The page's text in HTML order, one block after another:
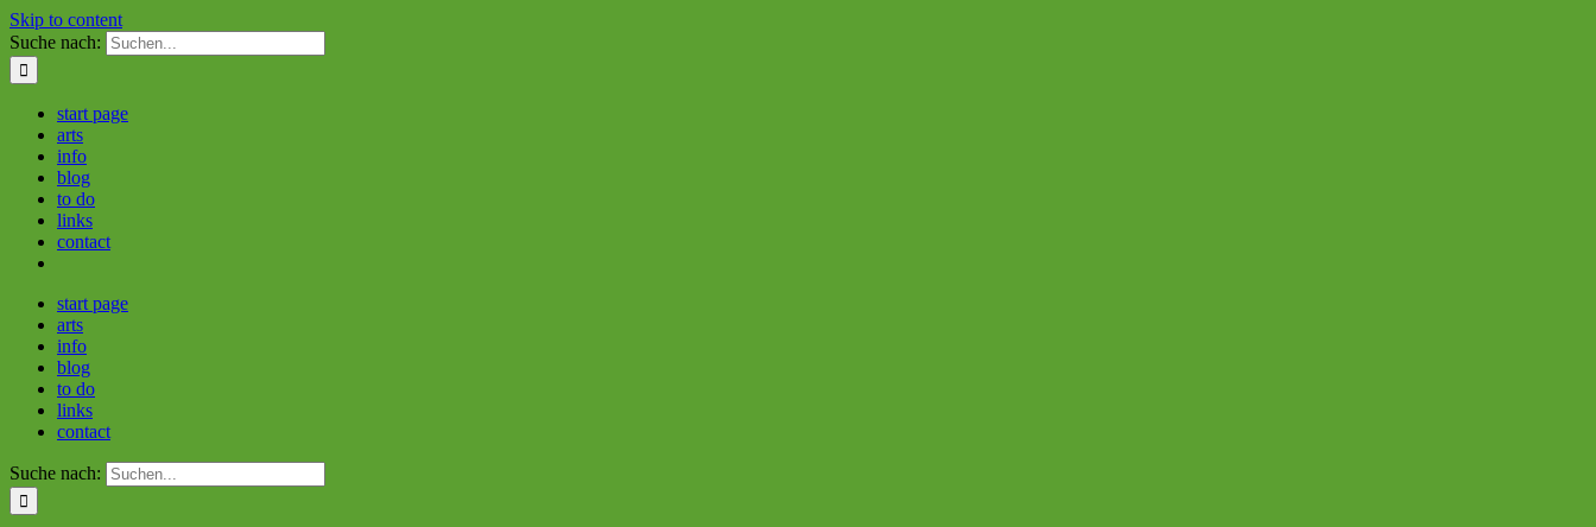
Skip to content
Suche nach:
start page
arts
info
blog
to do
links
contact
start page
arts
info
blog
to do
links
contact
Suche nach: